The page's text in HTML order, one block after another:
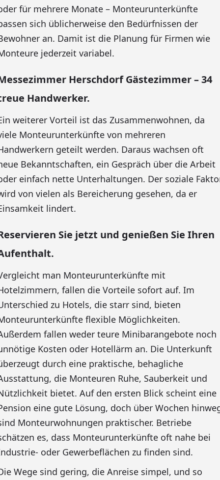
für mehrere Monate – Monteurunterkünfte
sich üblicherweise den Bedürfnissen der
an. Damit ist die Planung für Firmen wie
jederzeit variabel.
Herschdorf Gästezimmer – 34
Handwerker.
weiterer Vorteil ist das Zusammenwohnen, da
Monteurunterkünfte von mehreren
geteilt werden. Daraus wachsen oft
Bekanntschaften, ein Gespräch über die Arbeit
einfach nette Unterhaltungen. Der soziale
von vielen als Bereicherung gesehen, da er
lindert.
Sie jetzt und genießen Sie Ihren
man Monteurunterkünfte mit
fallen die Vorteile sofort auf. Im
zu Hotels, die starr sind, bieten
flexible Möglichkeiten.
fallen weder teure Minibarangebote noch
Kosten oder Hotellärm an. Die Unterkunft
durch eine praktische, behagliche
die Monteuren Ruhe, Sauberkeit und
bietet. Auf den ersten Blick scheint eine
eine gute Lösung, doch über Wochen
Monteurwohnungen praktischer. Betriebe
es, dass Monteurunterkünfte oft nahe bei
oder Gewerbeflächen zu finden sind.
Wege sind gering, die Anreise simpel, und so